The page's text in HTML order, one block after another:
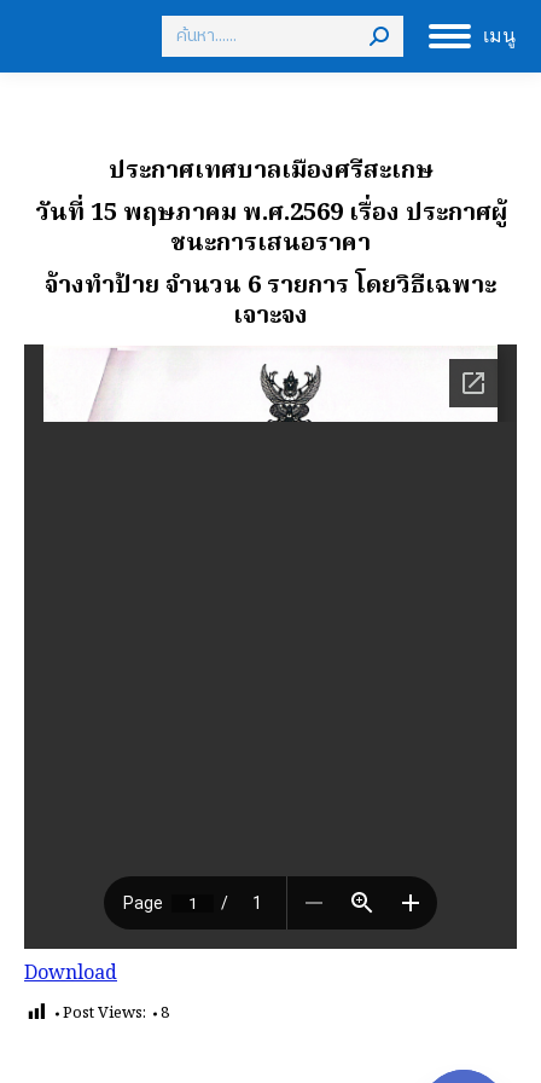
เมนู
Search:
ประกาศเทศบาลเมืองศรีสะเกษ
วันที่ 15 พฤษภาคม พ.ศ.2569 เรื่อง ประกาศผู้
ชนะการเสนอราคา
จ้างทําป้าย จํานวน 6 รายการ โดยวิธีเฉพาะ
เจาะจง
Download
Post Views: 8